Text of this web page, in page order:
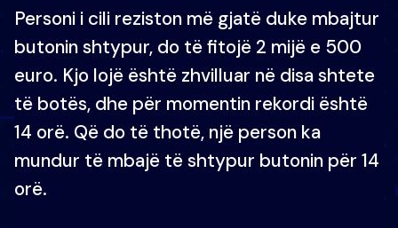
Personi i cili reziston më gjatë duke mbajtur
butonin shtypur, do të fitojë 2 mijë e 500
euro. Kjo lojë është zhvilluar në disa shtete
të botës, dhe për momentin rekordi është
14 orë. Që do të thotë, një person ka
mundur të mbajë të shtypur butonin për 14
orë.